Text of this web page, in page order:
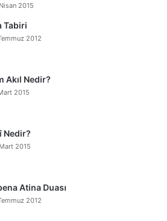
2015
Tabiri
2012
Akıl Nedir?
2015
Nedir?
2015
Atina Duası
2012